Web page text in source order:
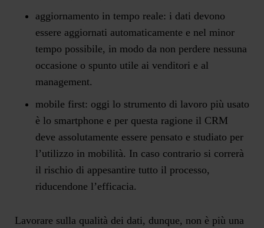
aggiornamento in tempo reale: i dati devono
essere aggiornati automaticamente e nel minor
tempo possibile, in modo da non perdere nessuna
occasione o spunto utile ai venditori e al
management.
mobile first: oggi lo strumento di lavoro più usato
è lo smartphone e per questa ragione il CRM
deve assolutamente essere pensato e studiato per
l’utilizzo in mobilità. In caso contrario si correrà
il rischio di appesantire tutto il processo,
riducendone l’efficacia.
Lavorare sulla qualità dei dati, dunque, non è più una